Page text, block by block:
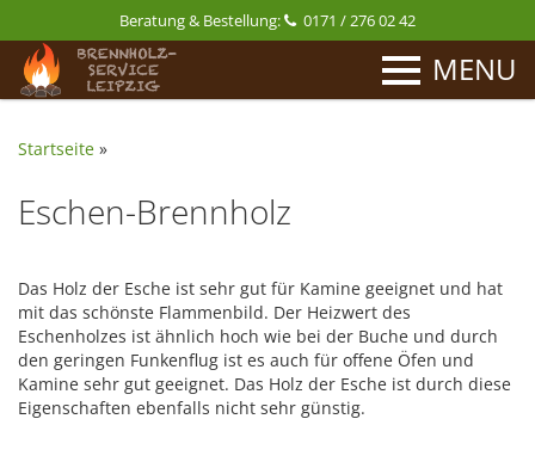
Beratung & Bestellung: 0171 / 276 02 42
MENU
Startseite »
Eschen-Brennholz
Das Holz der Esche ist sehr gut für Kamine geeignet und hat
mit das schönste Flammenbild. Der Heizwert des
Eschenholzes ist ähnlich hoch wie bei der Buche und durch
den geringen Funkenflug ist es auch für offene Öfen und
Kamine sehr gut geeignet. Das Holz der Esche ist durch diese
Eigenschaften ebenfalls nicht sehr günstig.